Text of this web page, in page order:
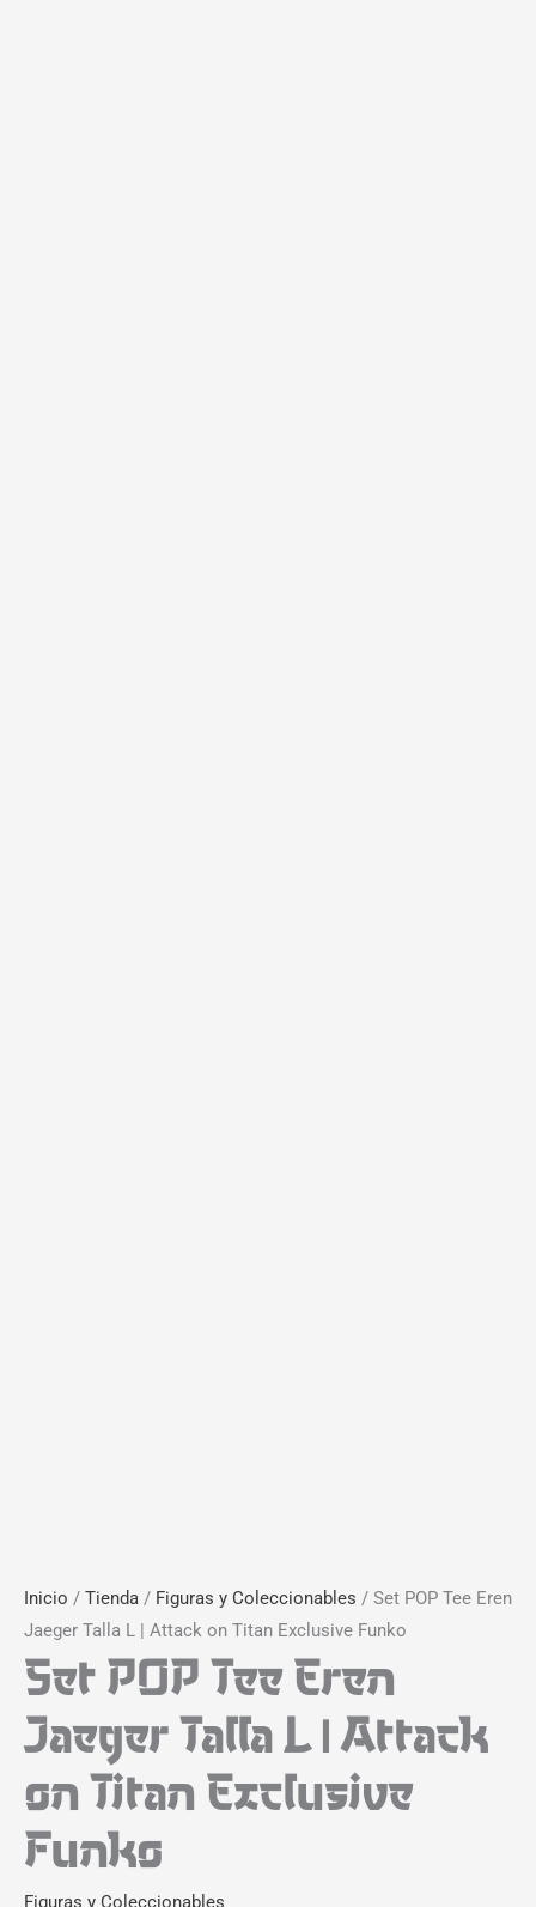
Inicio / Tienda / Figuras y Coleccionables / Set POP Tee Eren
Jaeger Talla L | Attack on Titan Exclusive Funko
Set POP Tee Eren
Jaeger Talla L | Attack
on Titan Exclusive
Funko
Figuras y Coleccionables